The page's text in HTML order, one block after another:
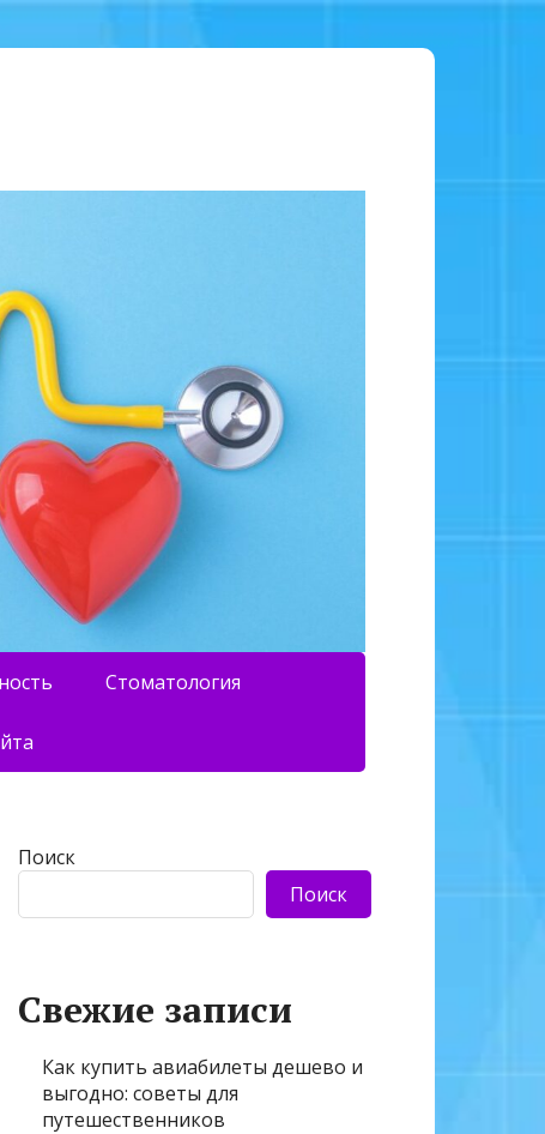
Стоматология
Поиск
Поиск
Свежие записи
Как купить авиабилеты дешево и
выгодно: советы для
путешественников